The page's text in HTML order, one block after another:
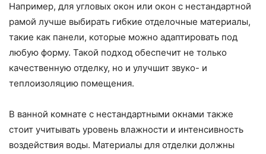
Например, для угловых окон или окон с нестандартной
рамой лучше выбирать гибкие отделочные материалы,
такие как панели, которые можно адаптировать под
любую форму. Такой подход обеспечит не только
качественную отделку, но и улучшит звуко- и
теплоизоляцию помещения.
В ванной комнате с нестандартными окнами также
стоит учитывать уровень влажности и интенсивность
воздействия воды. Материалы для отделки должны